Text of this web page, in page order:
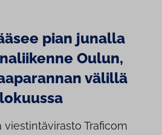
pian junalla
Oulun,
välillä
viestintävirasto Traficom